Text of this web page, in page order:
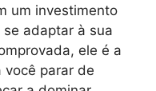
um investimento
adaptar à sua
ele é a
parar de